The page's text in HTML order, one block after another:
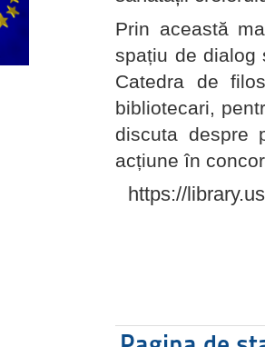
Prin această
spațiu de dialog
Catedra de
bibliotecari,
discuta despre
acțiune în
https://